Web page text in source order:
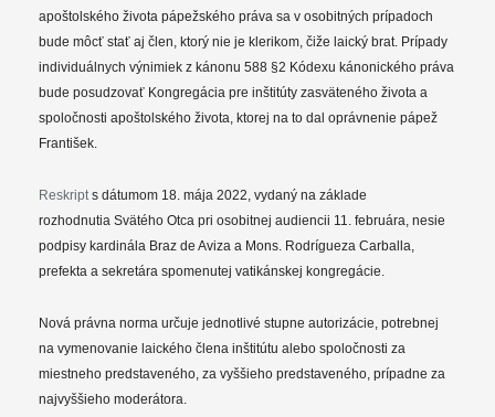
apoštolského života pápežského práva sa v osobitných prípadoch
bude môcť stať aj člen, ktorý nie je klerikom, čiže laický brat. Prípady
individuálnych výnimiek z kánonu 588 §2 Kódexu kánonického práva
bude posudzovať Kongregácia pre inštitúty zasväteného života a
spoločnosti apoštolského života, ktorej na to dal oprávnenie pápež
František.
Reskripts dátumom 18. mája 2022, vydaný na základe
rozhodnutia Svätého Otca pri osobitnej audiencii 11. februára, nesie
podpisy kardinála Braz de Aviza a Mons. Rodrígueza Carballa,
prefekta a sekretára spomenutej vatikánskej kongregácie.
Nová právna norma určuje jednotlivé stupne autorizácie, potrebnej
na vymenovanie laického člena inštitútu alebo spoločnosti za
miestneho predstaveného, za vyššieho predstaveného, prípadne za
najvyššieho moderátora.